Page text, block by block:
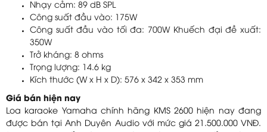
Nhạy cảm: 89 dB SPL
Công suất đầu vào: 175W
Công suất đầu vào tối đa: 700W Khuếch đại đề xuất:
350W
Trở kháng: 8 ohms
Trọng lượng: 14.6 kg
Kích thước (W x H x D): 576 x 342 x 353 mm
Giá bán hiện nay
Loa karaoke Yamaha chính hãng KMS 2600 hiện nay đang
được bán tại Anh Duyên Audio với mức giá 21.500.000 VNĐ.